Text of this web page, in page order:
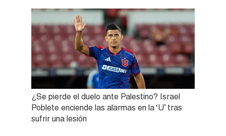
¿Se pierde el duelo ante Palestino? Israel
Poblete enciende las alarmas en la ‘U’ tras
sufrir una lesión